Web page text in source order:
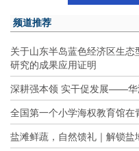
频道推荐
关于山东半岛蓝色经济区生
研究的成果应用证明
深耕强本领 实干促发展——华
全国第一个小学海权教育馆在
盐滩鲜蔬，自然馈礼｜解锁盐